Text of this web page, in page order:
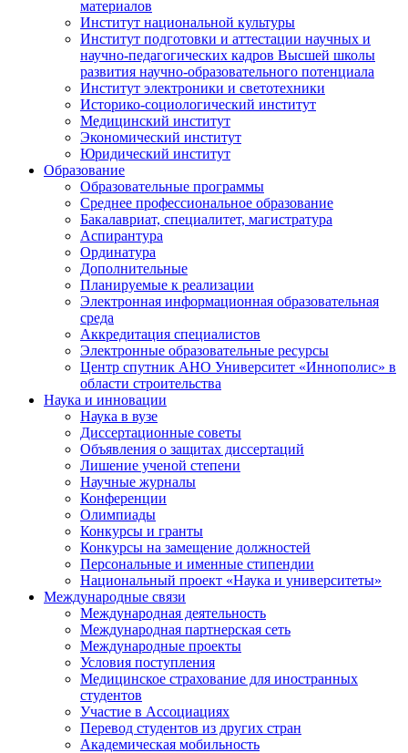
материалов
Институт национальной культуры
Институт подготовки и аттестации научных и
научно-педагогических кадров Высшей школы
развития научно-образовательного потенциала
Институт электроники и светотехники
Историко-социологический институт
Медицинский институт
Экономический институт
Юридический институт
Образование
Образовательные программы
Среднее профессиональное образование
Бакалавриат, специалитет, магистратура
Аспирантура
Ординатура
Дополнительные
Планируемые к реализации
Электронная информационная образовательная
среда
Аккредитация специалистов
Электронные образовательные ресурсы
Центр спутник АНО Университет «Иннополис» в
области строительства
Наука и инновации
Наука в вузе
Диссертационные советы
Объявления о защитах диссертаций
Лишение ученой степени
Научные журналы
Конференции
Олимпиады
Конкурсы и гранты
Конкурсы на замещение должностей
Персональные и именные стипендии
Национальный проект «Наука и университеты»
Международные связи
Международная деятельность
Международная партнерская сеть
Международные проекты
Условия поступления
Медицинское страхование для иностранных
студентов
Участие в Ассоциациях
Перевод студентов из других стран
Академическая мобильность